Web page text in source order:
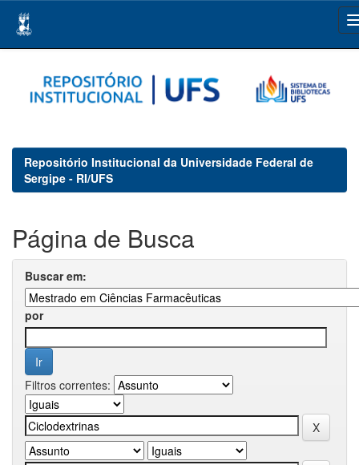
navigation
Repositório Institucional da Universidade Federal de
Sergipe - RI/UFS
Página de Busca
Buscar em:
por
Filtros correntes: